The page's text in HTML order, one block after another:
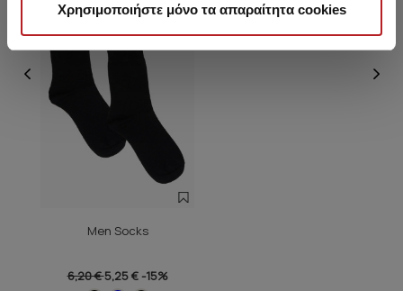
Χρησιμοποιήστε μόνο τα απαραίτητα cookies
Men Socks
6,20 €5,25 € -15%